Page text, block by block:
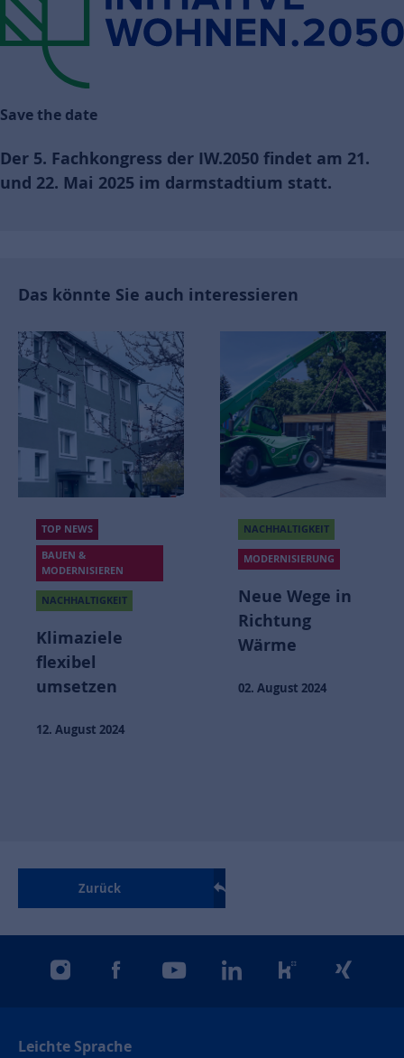
Save the date
Der 5. Fachkongress der IW.2050 findet am 21.
und 22. Mai 2025 im darmstadtium statt.
Das könnte Sie auch interessieren
TOP NEWS
BAUEN &
MODERNISIEREN
NACHHALTIGKEIT
Klimaziele
flexibel
umsetzen
12. August 2024
NACHHALTIGKEIT
MODERNISIERUNG
Neue Wege in
Richtung
Wärme
02. August 2024
Zurück
instagramfacebookyoutubelinkedinkununuxing
Leichte Sprache